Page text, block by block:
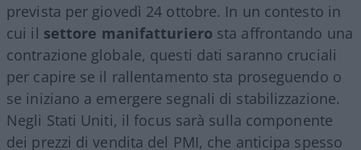
prevista per giovedì 24 ottobre. In un contesto in
cui il settore manifatturiero sta affrontando una
contrazione globale, questi dati saranno cruciali
per capire se il rallentamento sta proseguendo o
se iniziano a emergere segnali di stabilizzazione.
Negli Stati Uniti, il focus sarà sulla componente
dei prezzi di vendita del PMI, che anticipa spesso